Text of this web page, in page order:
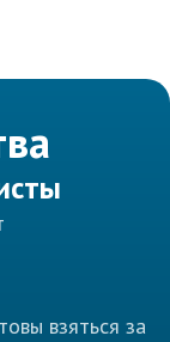
взяться за